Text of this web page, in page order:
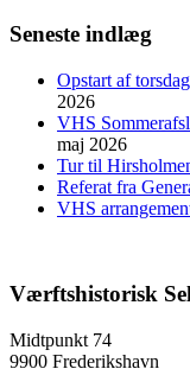
Seneste indlæg
Opstart af
2026
VHS
maj 2026
Tur til
Referat fra
VHS
Værftshistorisk
Midtpunkt 74
9900 Frederikshavn